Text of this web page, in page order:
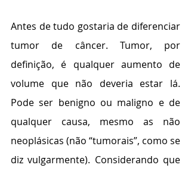
Antes de tudo gostaria de diferenciar
tumor de câncer. Tumor, por
definição, é qualquer aumento de
volume que não deveria estar lá.
Pode ser benigno ou maligno e de
qualquer causa, mesmo as não
neoplásicas (não “tumorais”, como se
diz vulgarmente). Considerando que